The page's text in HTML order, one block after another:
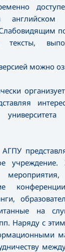
тексты,
можно
учреждение.
на
Наряду с